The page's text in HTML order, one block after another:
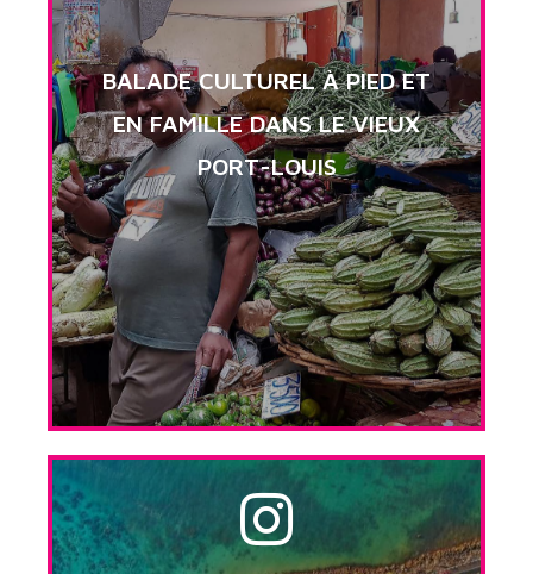
BALADE CULTUREL À PIED ET
EN FAMILLE DANS LE VIEUX
PORT-LOUIS